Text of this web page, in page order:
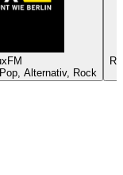
Alternativ, Rock